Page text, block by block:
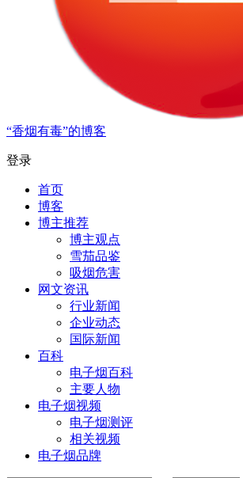
“香烟有毒”的博客
登录
首页
博客
博主推荐
博主观点
雪茄品鉴
吸烟危害
网文资讯
行业新闻
企业动态
国际新闻
百科
电子烟百科
主要人物
电子烟视频
电子烟测评
相关视频
电子烟品牌